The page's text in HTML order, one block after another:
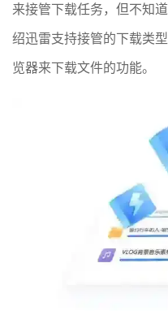
来接管下载任务，但不知
绍迅雷支持接管的下载类
览器来下载文件的功能。